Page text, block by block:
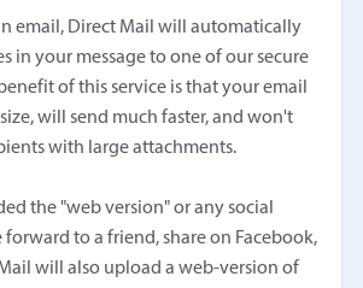
email, Direct Mail will automatically
in your message to one of our secure
of this service is that your email
will send much faster, and won't
with large attachments.
the "web version" or any social
to a friend, share on Facebook,
will also upload a web-version of